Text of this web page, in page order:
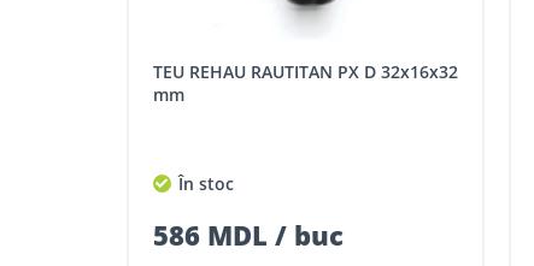
TEU REHAU RAUTITAN PX D 32x16x32
mm
În stoc
586 MDL / buc